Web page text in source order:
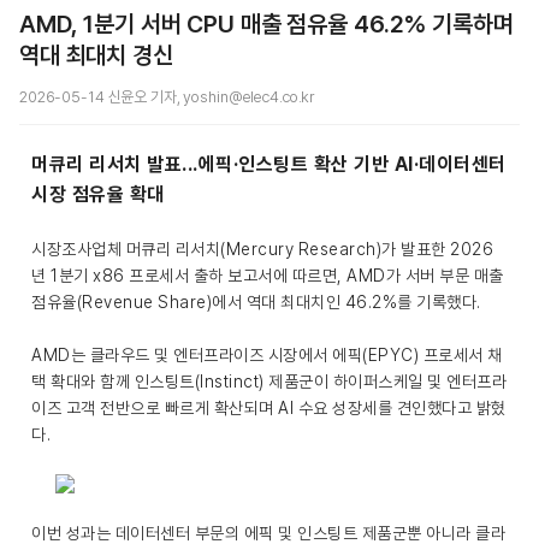
AMD, 1분기 서버 CPU 매출 점유율 46.2% 기록하며
역대 최대치 경신
2026-05-14 신윤오 기자, yoshin@elec4.co.kr
머큐리 리서치 발표...에픽·인스팅트 확산 기반 AI·데이터센터
시장 점유율 확대
시장조사업체 머큐리 리서치(Mercury Research)가 발표한 2026
년 1분기 x86 프로세서 출하 보고서에 따르면, AMD가 서버 부문 매출
점유율(Revenue Share)에서 역대 최대치인 46.2%를 기록했다.
AMD는 클라우드 및 엔터프라이즈 시장에서 에픽(EPYC) 프로세서 채
택 확대와 함께 인스팅트(Instinct) 제품군이 하이퍼스케일 및 엔터프라
이즈 고객 전반으로 빠르게 확산되며 AI 수요 성장세를 견인했다고 밝혔
다.
이번 성과는 데이터센터 부문의 에픽 및 인스팅트 제품군뿐 아니라 클라